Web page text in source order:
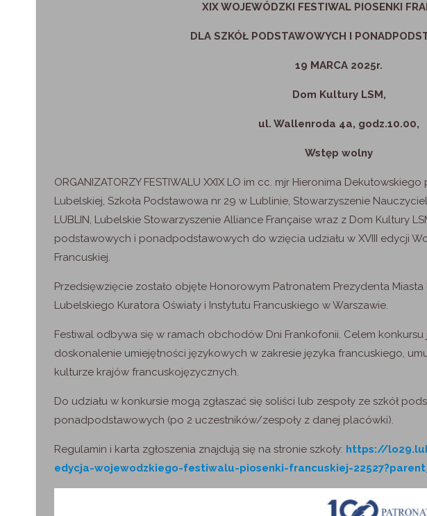
XIX WOJEWÓDZKI FESTIWAL PIOSENKI
DLA SZKÓŁ PODSTAWOWYCH I
19 MARCA 2025r.
Dom Kultury LSM,
ul. Wallenroda 4a, godz.10.00,
Wstęp wolny
ORGANIZATORZY FESTIWALU XXIX LO im cc. mjr Hieronima Dekutowskiego
Lubelskiej, Szkoła Podstawowa nr 29 w Lublinie, Stowarzyszenie
LUBLIN, Lubelskie Stowarzyszenie Alliance Française wraz z Dom Kultury
podstawowych i ponadpodstawowych do wzięcia udziału w XVIII edycji
Francuskiej.
Przedsięwzięcie zostało objęte Honorowym Patronatem Prezydenta
Lubelskiego Kuratora Oświaty i Instytutu Francuskiego w Warszawie.
Festiwal odbywa się w ramach obchodów Dni Frankofonii. Celem
doskonalenie umiejętności językowych w zakresie języka francuskiego,
kulturze krajów francuskojęzycznych.
Do udziału w konkursie mogą zgłaszać się soliści lub zespoły ze szkół
ponadpodstawowych (po 2 uczestników/zespoły z danej placówki).
Regulamin i karta zgłoszenia znajdują się na stronie szkoły: https://
edycja-wojewodzkiego-festiwalu-piosenki-francuskiej-